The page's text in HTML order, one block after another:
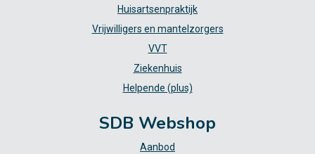
Huisartsenpraktijk
Vrijwilligers en mantelzorgers
VVT
Ziekenhuis
Helpende (plus)
SDB Webshop
Aanbod